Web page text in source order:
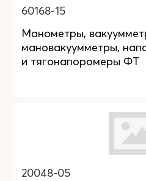
60168-15
Манометры,
мановакуумметры,
и тягонапоромеры ФТ
20048-05